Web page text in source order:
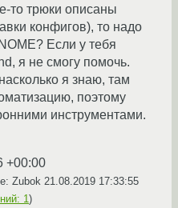
то трюки описаны
конфигов), то надо
Если у тебя
я не смогу помочь.
я знаю, там
поэтому
инструментами.
+00:00
Zubok 21.08.2019 17:33:55
1)